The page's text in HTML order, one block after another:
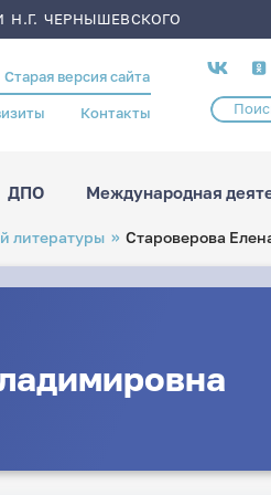
Н.Г. ЧЕРНЫШЕВСКОГО
Старая версия сайта
Контакты
Социальные
сети
ДПО Международная
литературы Староверова